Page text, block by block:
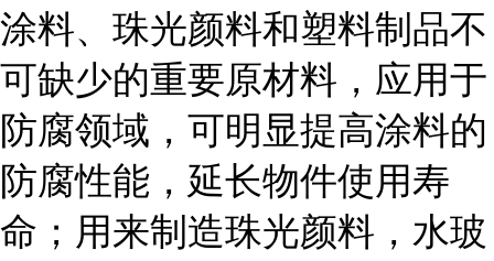
涂料、珠光颜料和塑料制品不
可缺少的重要原材料，应用于
防腐领域，可明显提高涂料的
防腐性能，延长物件使用寿
命；用来制造珠光颜料，水玻